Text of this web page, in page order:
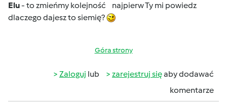
Elu- to zmieńmy kolejność
najpierw Ty mi powiedz
dlaczego dajesz to siemię?
Góra strony
Zaloguj lub zarejestruj sięaby dodawać
komentarze